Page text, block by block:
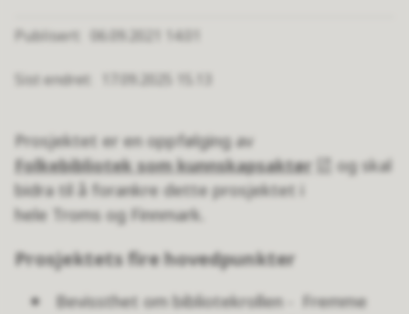
Publisert 06.09.2021 14.01
Sist endret 17.09.2025 15.13
Prosjektet er en oppfølging av
Folkebibliotek som kunnskapsaktør
og skal
bidra til å forankre dette prosjektet i
hele Troms og Finnmark.
Prosjektets fire hovedpunkter
Bevissthet om bibliotekrollen - Fremme